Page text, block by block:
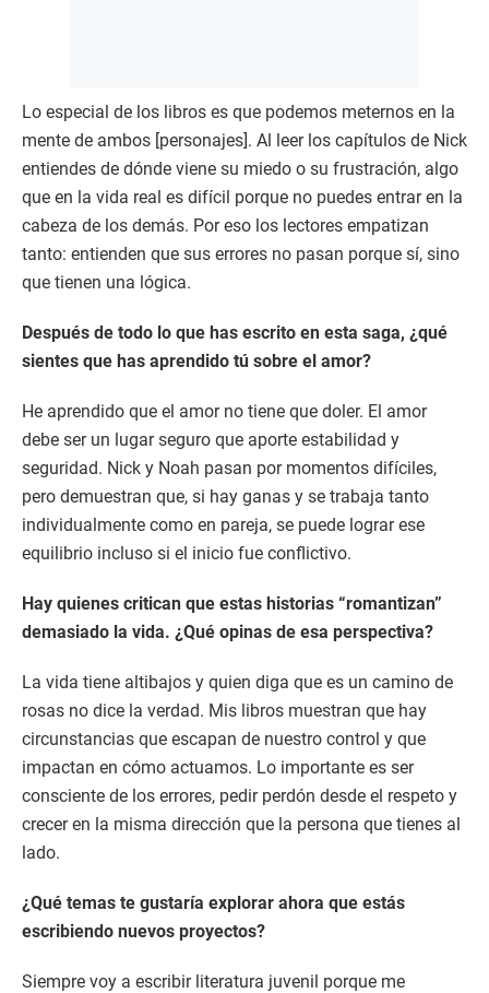
Lo especial de los libros es que podemos meternos en la
mente de ambos [personajes]. Al leer los capítulos de Nick
entiendes de dónde viene su miedo o su frustración, algo
que en la vida real es difícil porque no puedes entrar en la
cabeza de los demás. Por eso los lectores empatizan
tanto: entienden que sus errores no pasan porque sí, sino
que tienen una lógica.
Después de todo lo que has escrito en esta saga, ¿qué
sientes que has aprendido tú sobre el amor?
He aprendido que el amor no tiene que doler. El amor
debe ser un lugar seguro que aporte estabilidad y
seguridad. Nick y Noah pasan por momentos difíciles,
pero demuestran que, si hay ganas y se trabaja tanto
individualmente como en pareja, se puede lograr ese
equilibrio incluso si el inicio fue conflictivo.
Hay quienes critican que estas historias “romantizan”
demasiado la vida. ¿Qué opinas de esa perspectiva?
La vida tiene altibajos y quien diga que es un camino de
rosas no dice la verdad. Mis libros muestran que hay
circunstancias que escapan de nuestro control y que
impactan en cómo actuamos. Lo importante es ser
consciente de los errores, pedir perdón desde el respeto y
crecer en la misma dirección que la persona que tienes al
lado.
¿Qué temas te gustaría explorar ahora que estás
escribiendo nuevos proyectos?
Siempre voy a escribir literatura juvenil porque me